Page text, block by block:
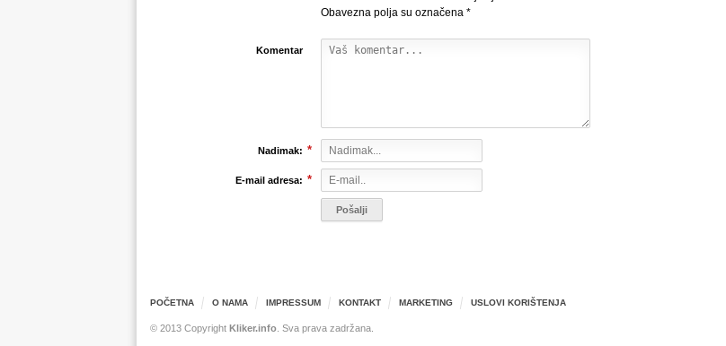
Obavezna polja su označena *
Komentar
Nadimak: *
E-mail adresa: *
POČETNA O NAMA IMPRESSUM KONTAKT MARKETING USLOVI KORIŠTENJA
© 2013 Copyright Kliker.info . Sva prava zadržana.